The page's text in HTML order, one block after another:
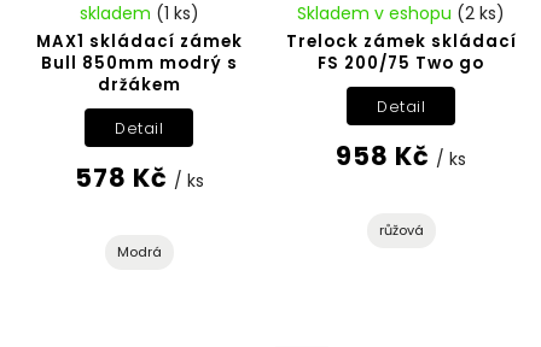
MAX1 skládací zámek
Bull 850mm modrý s
držákem
skladem (1 ks)
578 Kč / ks
Detail
Modrá
Trelock zámek skládací
FS 200/75 Two go
Skladem v eshopu (2 ks)
958 Kč / ks
Detail
růžová